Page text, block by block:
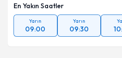
En Yakın Saatler
Yarın
09:00
Yarın
09:30